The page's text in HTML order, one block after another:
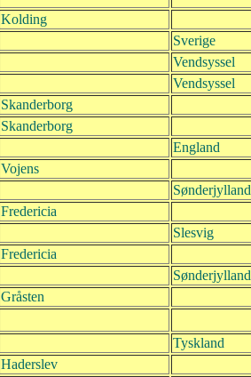
Kolding
Sverige
Vendsyssel
Vendsyssel
Skanderborg
Skanderborg
England
Vojens
Sønderjylland
Fredericia
Slesvig
Fredericia
Sønderjylland
Gråsten
Tyskland
Haderslev